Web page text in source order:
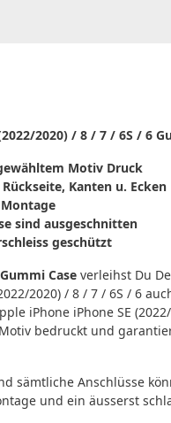
2020) / 8 / 7 / 6S / 6
Motiv Druck
Kanten u. Ecken
sind ausgeschnitten
geschützt
Gummi Case verleihst Du
2020) / 8 / 7 / 6S / 6
iPhone iPhone SE
bedruckt und
sämtliche Anschlüsse
und ein äusserst